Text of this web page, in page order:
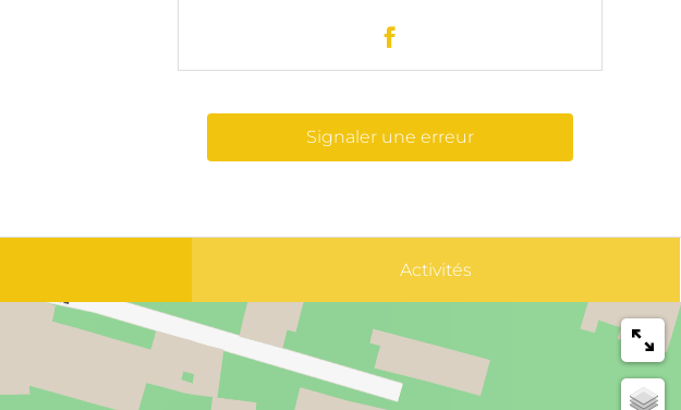
Signaler une erreur
Activités